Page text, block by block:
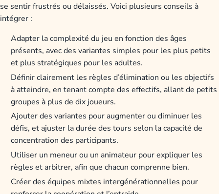
se sentir frustrés ou délaissés. Voici plusieurs conseils à
intégrer :
Adapter la complexité du jeu en fonction des âges
présents, avec des variantes simples pour les plus petits
et plus stratégiques pour les adultes.
Définir clairement les règles d’élimination ou les objectifs
à atteindre, en tenant compte des effectifs, allant de petits
groupes à plus de dix joueurs.
Ajouter des variantes pour augmenter ou diminuer les
défis, et ajuster la durée des tours selon la capacité de
concentration des participants.
Utiliser un meneur ou un animateur pour expliquer les
règles et arbitrer, afin que chacun comprenne bien.
Créer des équipes mixtes intergénérationnelles pour